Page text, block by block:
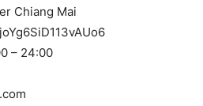
Chiang Mai
– 24:00